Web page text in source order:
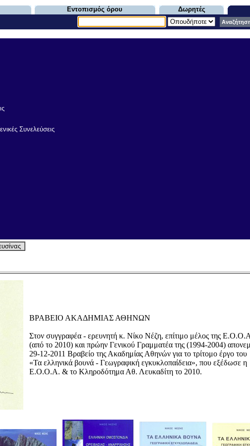
Εντοπισμός όρου Δωρητές
Συνελεύσεις
ΒΡΑΒΕΙΟ ΑΚΑΔΗΜΙΑΣ ΑΘΗΝΩΝ
Στον συγγραφέα - ερευνητή κ. Νίκο Νέζη, επίτιμο μέλος της
(από το 2010) και πρώην Γενικού Γραμματέα της (1994-2004)
29-12-2011 Βραβείο της Ακαδημίας Αθηνών για το τρίτομο έργο του
«Τα ελληνικά βουνά - Γεωγραφική εγκυκλοπαίδεια», που εξέδωσε η
Ε.Ο.Ο.Α. & το Κληροδότημα Αθ. Λευκαδίτη το 2010.